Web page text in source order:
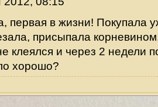
первая в жизни! Покупала
присыпала
клеялся и через 2 недели
хорошо?